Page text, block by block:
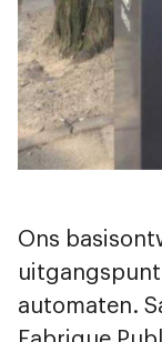
Ons
automaten.